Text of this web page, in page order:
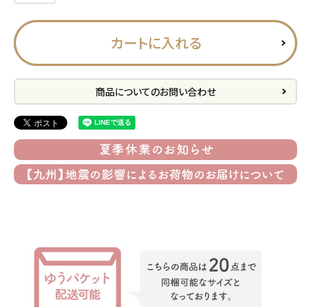
プライバシーポリシー
特定商取引法について
お問い合わせ
ようこそ ゲスト 様
meeting_room person 会員登録
カートに入れる
商品についてのお問い合わせ